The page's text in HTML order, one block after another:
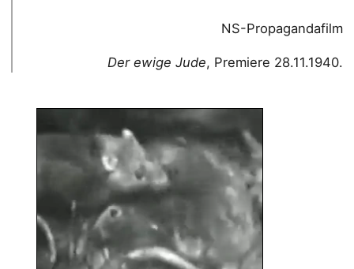
NS-Propagandafilm
Der ewige Jude, Premiere 28.11.1940.